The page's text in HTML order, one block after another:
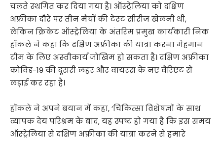
चलते स्‍थगित कर दिया गया है। ऑस्‍ट्रेलिया को दक्षिण
अफ्रीका दौरे पर तीन मैचों की टेस्‍ट सीरीज खेलनी थी,
लेकिन क्रिकेट ऑस्‍ट्रेलिया के अंतरिम प्रमुख कार्यकारी निक
हॉकले ने कहा कि दक्षिण अफ्रीका की यात्रा करना मेहमान
टीम के लिए अस्‍वीकार्य जोखिम हो सकता है। दक्षिण अफ्रीका
कोविड-19 की दूसरी लहर और वायरस के नए वैरिएंट से
लड़ाई कर रहा है।
हॉकले ने अपने बयान में कहा, ‘चिकित्सा विशेषज्ञों के साथ
व्यापक देय परिश्रम के बाद, यह स्पष्ट हो गया है कि इस समय
ऑस्ट्रेलिया से दक्षिण अफ्रीका की यात्रा करने से हमारे